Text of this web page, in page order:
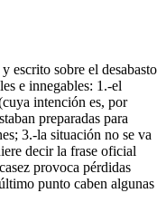
escrito sobre el desabasto
e innegables: 1.-el
intención es, por
preparadas para
3.-la situación no se va
decir la frase oficial
provoca pérdidas
punto caben algunas